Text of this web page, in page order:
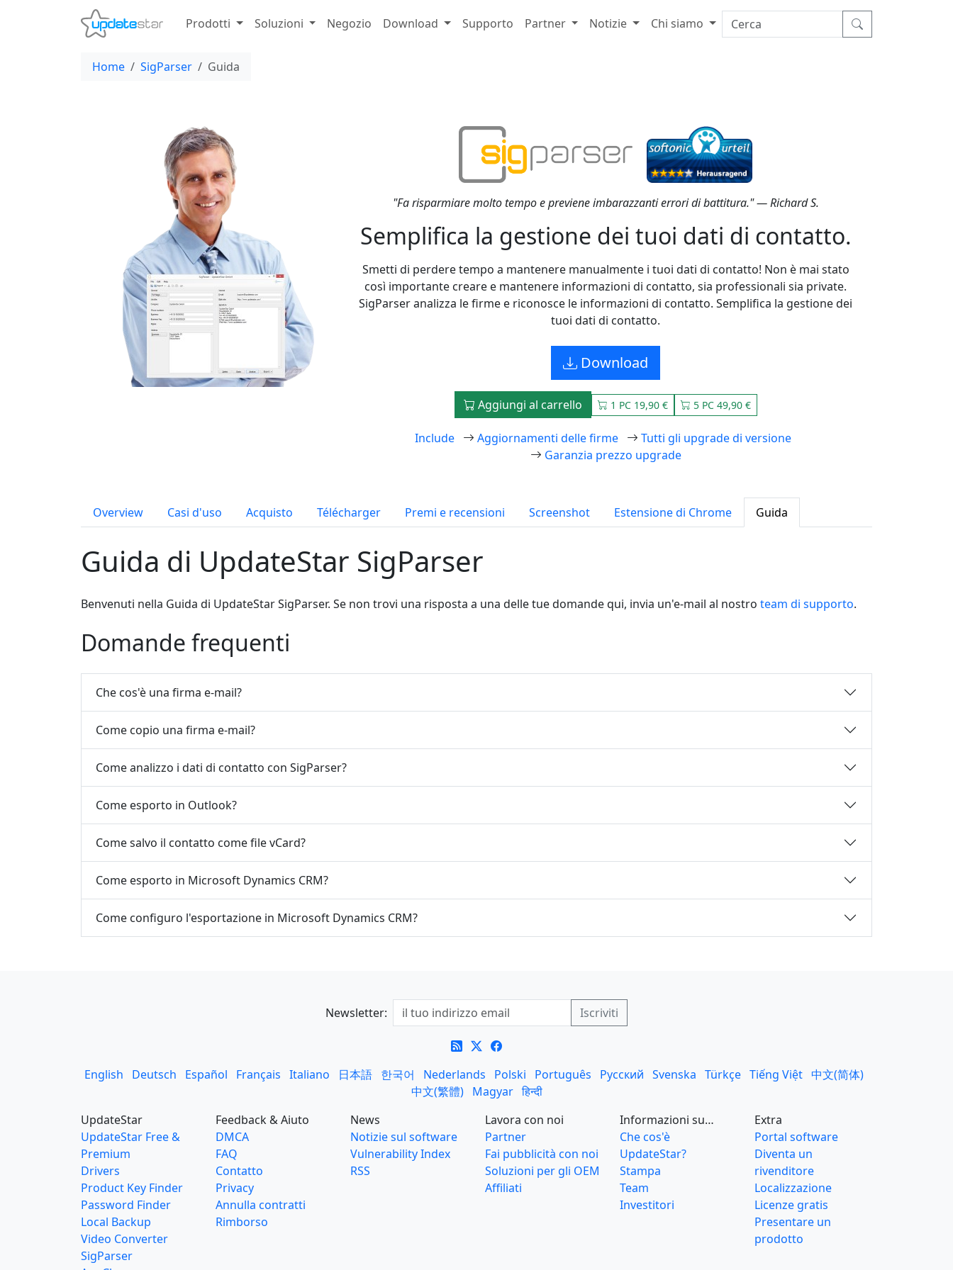
Prodotti Soluzioni Negozio Download Supporto Partner Notizie Chi siamo
Home SigParser Guida
"Fa risparmiare molto tempo e previene imbarazzanti errori di battitura." — Richard S.
Semplifica la gestione dei tuoi dati di contatto.
Smetti di perdere tempo a mantenere manualmente i tuoi dati di contatto! Non è mai stato
così importante creare e mantenere informazioni di contatto, sia professionali sia private.
SigParser analizza le firme e riconosce le informazioni di contatto. Semplifica la gestione dei
tuoi dati di contatto.
Download
Aggiungi al carrello 1 PC 19,90 € 5 PC 49,90 €
Include Aggiornamenti delle firme
Tutti gli upgrade di versione
Garanzia prezzo upgrade
Overview Casi d'uso Acquisto Télécharger Premi e recensioni Screenshot Estensione di Chrome Guida
Guida di UpdateStar SigParser
Benvenuti nella Guida di UpdateStar SigParser. Se non trovi una risposta a una delle tue domande qui, invia un'e-mail al nostro team di supporto.
Domande frequenti
Che cos'è una firma e-mail?
Come copio una firma e-mail?
Come analizzo i dati di contatto con SigParser?
Come esporto in Outlook?
Come salvo il contatto come file vCard?
Come esporto in Microsoft Dynamics CRM?
Come configuro l'esportazione in Microsoft Dynamics CRM?
Newsletter:
English Deutsch Español Français Italiano 日本語 한국어 Nederlands Polski Português Русский Svenska Türkçe Tiếng Việt 中文(简体)
中文(繁體)
Magyar हिन्दी
UpdateStar
UpdateStar Free &
Premium
Drivers
Product Key Finder
Password Finder
Local Backup
Video Converter
SigParser
Feedback & Aiuto
DMCA
FAQ
Contatto
Privacy
Annulla contratti
Rimborso
News
Notizie sul software
Vulnerability Index
RSS
Lavora con noi
Partner
Fai pubblicità con noi
Soluzioni per gli OEM
Affiliati
Informazioni su…
Che cos'è
UpdateStar?
Stampa
Team
Investitori
Extra
Portal software
Diventa un
rivenditore
Localizzazione
Licenze gratis
Presentare un
prodotto